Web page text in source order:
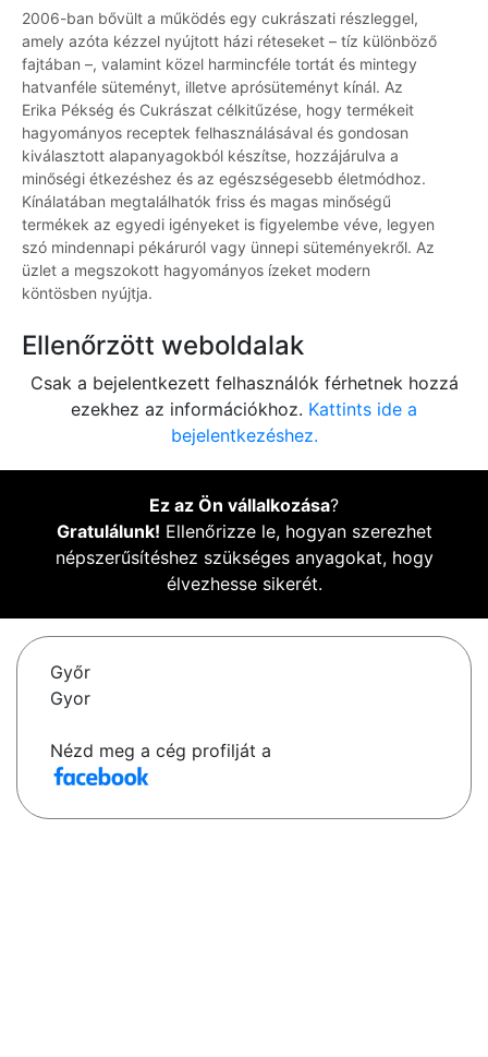
2006-ban bővült a működés egy cukrászati részleggel,
amely azóta kézzel nyújtott házi réteseket – tíz különböző
fajtában –, valamint közel harmincféle tortát és mintegy
hatvanféle süteményt, illetve aprósüteményt kínál. Az
Erika Pékség és Cukrászat célkitűzése, hogy termékeit
hagyományos receptek felhasználásával és gondosan
kiválasztott alapanyagokból készítse, hozzájárulva a
minőségi étkezéshez és az egészségesebb életmódhoz.
Kínálatában megtalálhatók friss és magas minőségű
termékek az egyedi igényeket is figyelembe véve, legyen
szó mindennapi pékáruról vagy ünnepi süteményekről. Az
üzlet a megszokott hagyományos ízeket modern
köntösben nyújtja.
Ellenőrzött weboldalak
Csak a bejelentkezett felhasználók férhetnek hozzá
ezekhez az információkhoz. Kattints ide a
bejelentkezéshez.
Ez az Ön vállalkozása?
Gratulálunk! Ellenőrizze le, hogyan szerezhet
népszerűsítéshez szükséges anyagokat, hogy
élvezhesse sikerét.
Győr
Gyor
Nézd meg a cég profilját a